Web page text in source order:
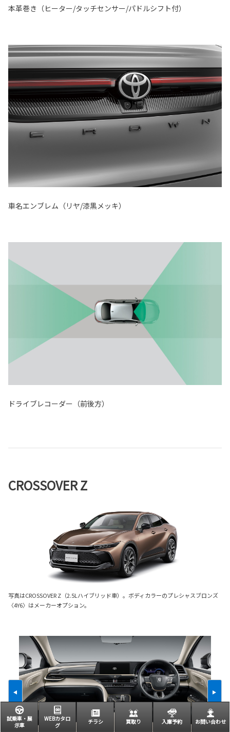
本革巻き（ヒーター/タッチセンサー/パドルシフト付）
車名エンブレム（リヤ/漆黒メッキ）
ドライブレコーダー（前後方）
CROSSOVER Z
写真はCROSSOVER Z（2.5Lハイブリッド車）。ボディカラーのプレシャスブロンズ
〈4Y6〉はメーカーオプション。
試乗車・展
示車
WEBカタロ
グ
チラシ 買取り 入庫予約 お問い合わせ